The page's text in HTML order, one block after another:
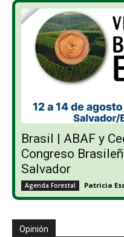
Brasil | ABAF y
Congreso
Salvador
Agenda Forestal Patricia
Opinión